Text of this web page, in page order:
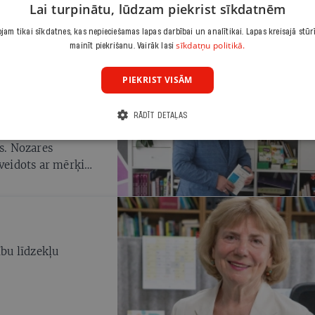
iestādes
vai skolu
Nozares
ar mērķi
skolu
līdzekļu
Lai turpinātu, lūdzam piekrist sīkdatnēm
tikai sīkdatnes, kas nepieciešamas lapas darbībai un analītikai. Lapas kreisajā
mainīt piekrišanu. Vairāk lasisīkdatņu politikā.
PIEKRIST VISĀM
RĀDĪT DETAĻAS